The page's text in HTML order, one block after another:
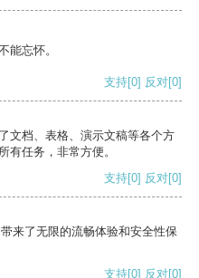
能忘怀。
支持[0] 反对[0]
文档、表格、演示文稿等各个方
有任务，非常方便。
支持[0] 反对[0]
来了无限的流畅体验和安全性保
支持[0] 反对[0]